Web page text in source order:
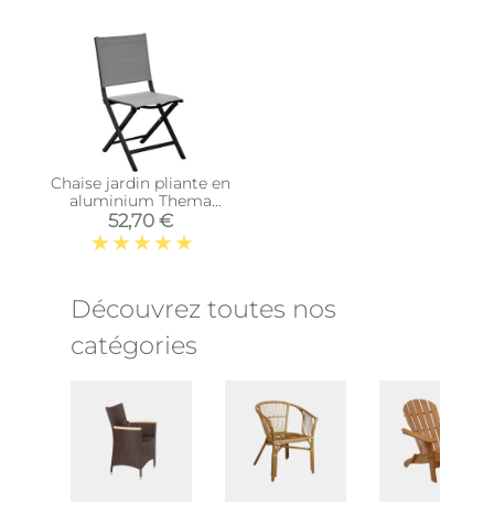
Chaise jardin pliante en
aluminium Thema
(Graphite, Perle )
52,70 €
Découvrez toutes nos
catégories